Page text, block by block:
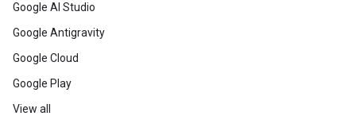
Google AI Studio
Google Antigravity
Google Cloud
Google Play
View all